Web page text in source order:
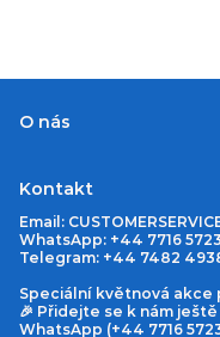
O nás
Kontakt
Email:
WhatsApp: +44 7716
Telegram: +44 7482
Speciální květnová akce
🎉 Přidejte se k nám
WhatsApp (+44 7716